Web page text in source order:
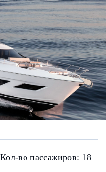
Кол-во пассажиров: 18